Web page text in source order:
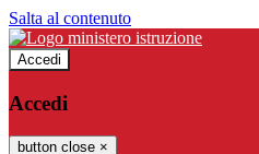
Salta al contenuto
Accedi
Accedi
button close ×